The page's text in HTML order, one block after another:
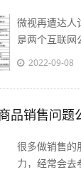
微视再遭达人
是两个互联网
欠达人补贴额
2022-09-08
品销售问题
很多做销售的
力，经常会去